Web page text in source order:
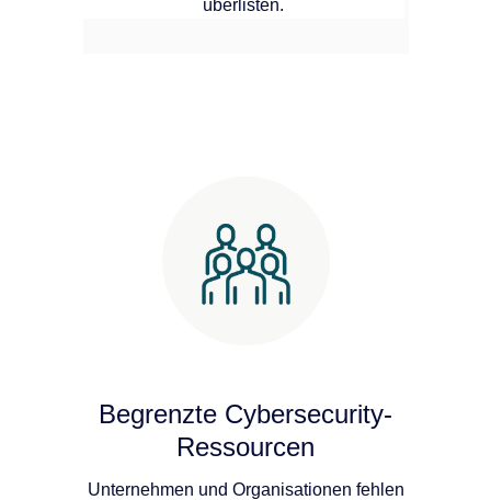
überlisten.
Begrenzte Cybersecurity-
Ressourcen
Unternehmen und Organisationen fehlen